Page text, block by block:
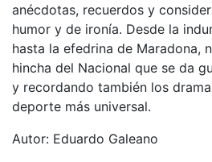
anécdotas, recuerdos y
humor y de ironía. Desde la
hasta la efedrina de Maradona,
hincha del Nacional que se da
y recordando también los
deporte más universal.
Autor: Eduardo Galeano